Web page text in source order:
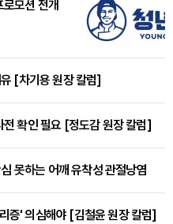
모션 전개
[차기용 원장 칼럼]
전 확인 필요 [정도감 원장 칼럼]
못하는 어깨 유착성 관절낭염
증' 의심해야 [김철윤 원장 칼럼]